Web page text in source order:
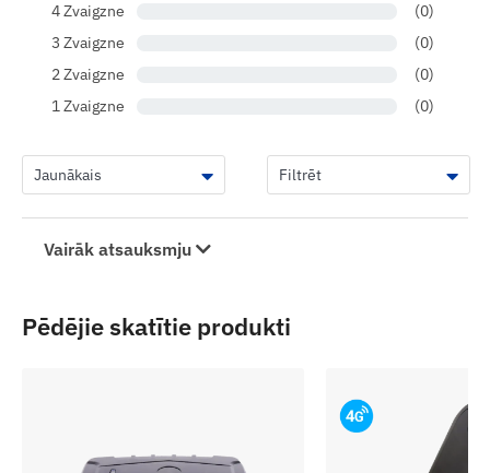
4 Zvaigzne
(0)
3 Zvaigzne
(0)
2 Zvaigzne
(0)
1 Zvaigzne
(0)
Vairāk atsauksmju
Pēdējie skatītie produkti